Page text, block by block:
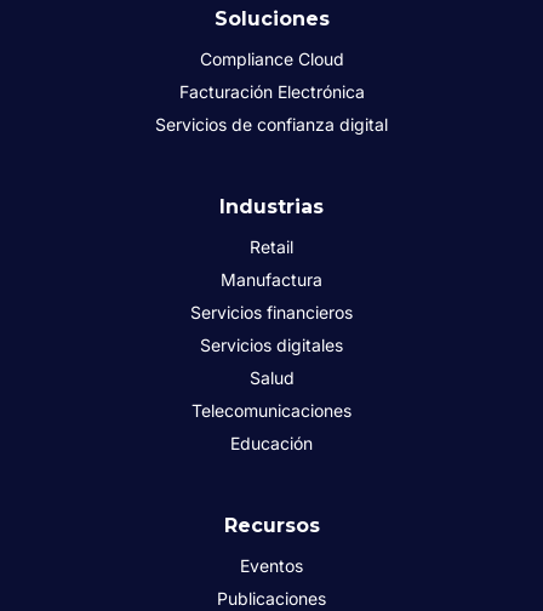
Soluciones
Compliance Cloud
Facturación Electrónica
Servicios de confianza digital
Industrias
Retail
Manufactura
Servicios financieros
Servicios digitales
Salud
Telecomunicaciones
Educación
Recursos
Eventos
Publicaciones